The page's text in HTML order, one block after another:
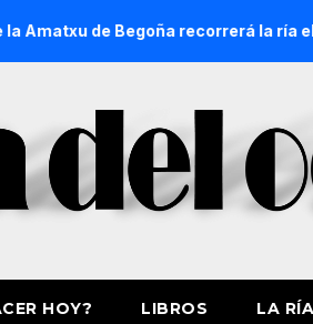
Begoña recorrerá la ría el 14 de
HOY? LIBROS LA